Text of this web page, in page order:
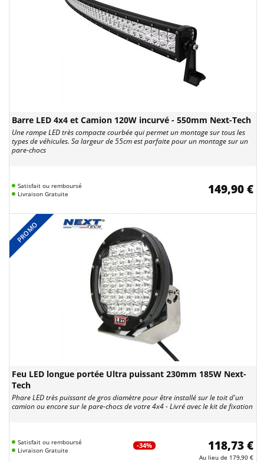
Barre LED 4x4 et Camion 120W incurvé - 550mm Next-Tech
Une rampe LED très compacte courbée qui permet un montage sur tous les
types de véhicules. Sa largeur de 55cm est parfaite pour un montage sur un
pare-chocs
Satisfait ou remboursé
Livraison Gratuite
149,90 €
PROMO
Feu LED longue portée Ultra puissant 230mm 185W Next-
Tech
Phare LED très puissant de gros diamètre pour être installé sur le toit d'un
camion ou encore sur le pare-chocs de votre 4x4 - Livré avec le kit de fixation
Satisfait ou remboursé
Livraison Gratuite
-34% 118,73 €
Au lieu de 179,90 €